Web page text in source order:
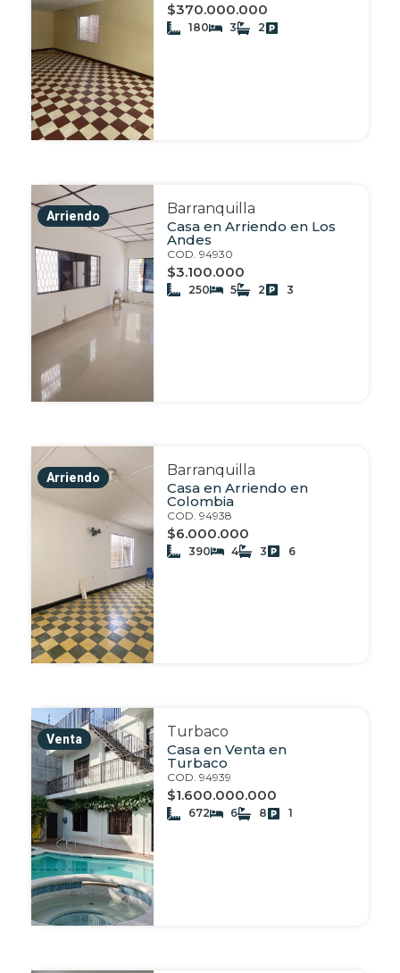
$370.000.000
180 3 2
Arriendo
Barranquilla
Casa en Arriendo en Los
Andes
COD. 94930
$3.100.000
250 5 2 3
Arriendo
Barranquilla
Casa en Arriendo en
Colombia
COD. 94938
$6.000.000
390 4 3 6
Venta
Turbaco
Casa en Venta en
Turbaco
COD. 94939
$1.600.000.000
672 6 8 1